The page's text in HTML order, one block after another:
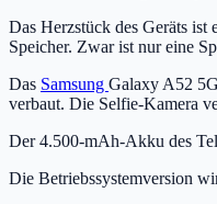
Das Herzstück des Geräts ist
Speicher. Zwar ist nur eine
Das Samsung Galaxy A52
verbaut. Die Selfie-Kamera
Der 4.500-mAh-Akku des
Die Betriebssystemversion